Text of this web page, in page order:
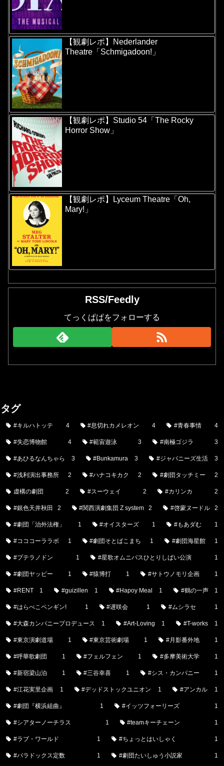
【観劇レポ】Nederlander
Theatre「Schmigadoon!」
【観劇レポ】Studio 54「The Rocky
Horror Show」
【観劇レポ】Lyceum Theatre「Oh,
Mary!」
RSS/Feedly
てっくぱぱをフォローする
タグ
#キルハトッテ 4 #息切れカメレオン 4 #青春事情 4
#失恋博物館 4 #範宙遊泳 3 #南極ゴジラ 3
#あひるなんちゃら 3 #Bunkamura 3 #ジャパニーズ生活 3
#浅利演出事務所 2 #ハナコキカク 2 #劇団タッチミー 2
虚構の劇団 2 #スーウェイ 2 #カリンカ 2
#銀色天井秋田 2 #関西演劇集団 Z system 2 #啓蒙ヌードル 2
#劇団「治外法権」 1 #オイスターズ 1 #もあダむ 1
#コココーララボ 1 #劇団そとばこまち 1 #劇団海星館 1
#プテラノドン 1 #星歌オムニバスひとりしばい公演 1
#劇団ヤッピー 1 #猿博打 1 #サトウノモリ企画 1
#RENT 1 #guizillen 1 #Hapoy Meal 1 #鶴の一声 1
#はらぺこペンギン! 1 #遅咲会 1 #ムシラセ 1
#大森カンパニープロデュース 1 #Art-Loving 1 #T-works 1
#東京演劇道場 1 #東京芸術劇場 1 #月影番外地 1
#呼華歌劇団 1 #フェルフェン 1 #多摩美術大学 1
#新宿梁山泊 1 #三谷幸喜 1 #シス・カンパニー 1
#江花実里企画 1 #デッドストックユニオン 1 #アンカル 1
#劇団『横浜組曲』 1 #イッツフォーリーズ 1
#シアターノーチラス 1 #teamキーチェーン 1
#ラブ・ワールド 1 #ちょっとはいしゃく 1
#パラドックス定数 1 #劇団たいしゅう小説家 1